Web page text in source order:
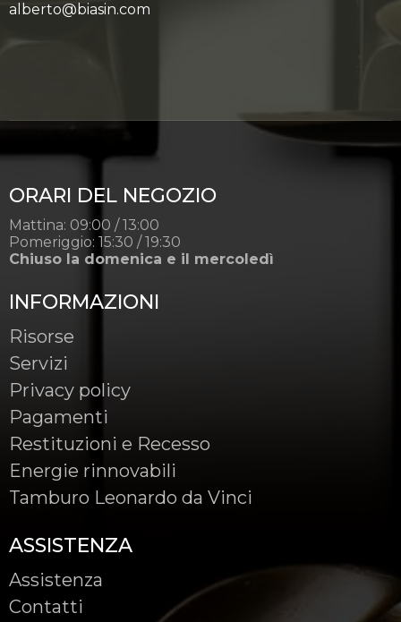
alberto@biasin.com
ORARI DEL NEGOZIO
Mattina: 09:00 / 13:00
Pomeriggio: 15:30 / 19:30
Chiuso la domenica e il mercoledì
INFORMAZIONI
Risorse
Servizi
Privacy policy
Pagamenti
Restituzioni e Recesso
Energie rinnovabili
Tamburo Leonardo da Vinci
ASSISTENZA
Assistenza
Contatti